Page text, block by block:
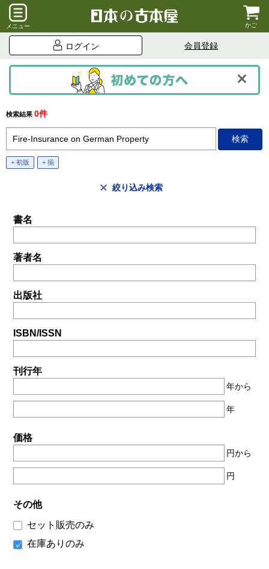
メニュー かご
ログイン 会員登録
検索結果 0件
+ 初版 + 揃
絞り込み検索
書名
著者名
出版社
ISBN/ISSN
刊行年
年から
年
価格
円から
円
その他
セット販売のみ
在庫ありのみ